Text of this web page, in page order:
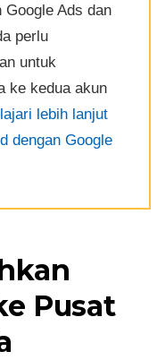
Google Ads dan
perlu
untuk
ke kedua akun
lebih lanjut
dengan Google
Pusat